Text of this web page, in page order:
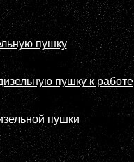
пушку
пушку к работе
пушки